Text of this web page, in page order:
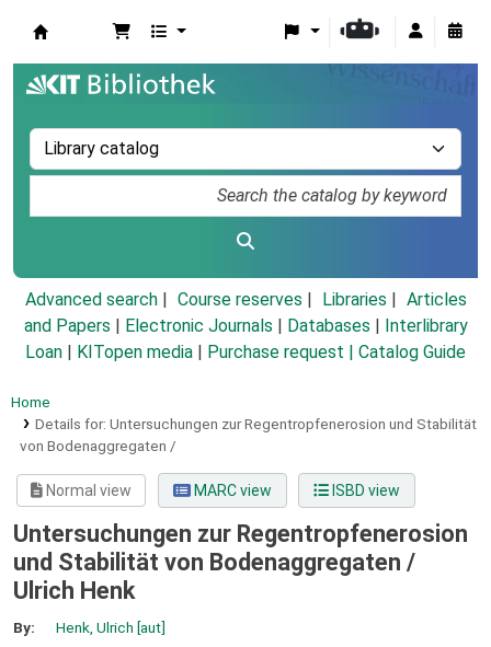
Advanced search Course reserves Libraries
Articles
and Papers
Electronic Journals Databases
Interlibrary
Loan
KITopen media Purchase request | Catalog Guide
Home
Details for: Untersuchungen zur Regentropfenerosion und Stabilität
von Bodenaggregaten /
Normal view MARC view ISBD view
Untersuchungen zur Regentropfenerosion
und Stabilität von Bodenaggregaten /
Ulrich Henk
By: Henk, Ulrich [aut]